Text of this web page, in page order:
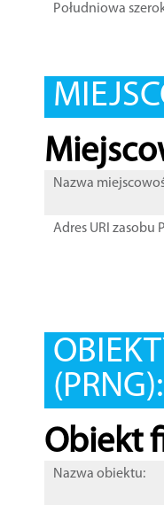
Południowa
Nazwa
Adres URI zasobu
(PRNG):
Obiekt
Nazwa obiektu: